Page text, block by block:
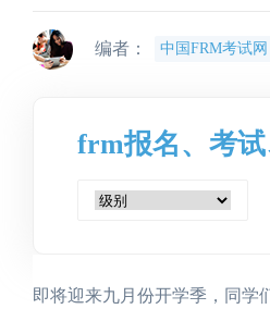
编者： 中国FRM考试网
frm报名、考
即将迎来九月份开学季，同学